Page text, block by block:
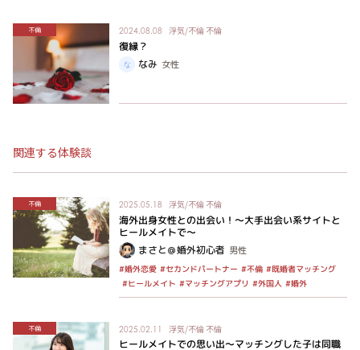
不倫 2024.08.08 浮気/不倫 不倫
復縁？
なみ 女性
関連する体験談
不倫 2025.05.18 浮気/不倫 不倫
海外出身女性との出会い！～大手出会い系サイトと
ヒールメイトで～
まさと＠婚外初心者 男性
#婚外恋愛 #セカンドパートナー #不倫 #既婚者マッチング
#ヒールメイト #マッチングアプリ #外国人 #婚外
不倫 2025.02.11 浮気/不倫 不倫
ヒールメイトでの思い出～マッチングした子は同職